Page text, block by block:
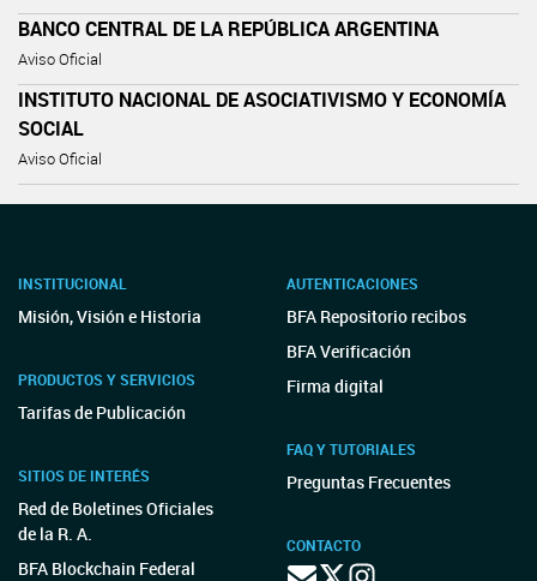
BANCO CENTRAL DE LA REPÚBLICA ARGENTINA
Aviso Oficial
INSTITUTO NACIONAL DE ASOCIATIVISMO Y ECONOMÍA
SOCIAL
Aviso Oficial
INSTITUCIONAL
Misión, Visión e Historia
PRODUCTOS Y SERVICIOS
Tarifas de Publicación
SITIOS DE INTERÉS
Red de Boletines Oficiales
de la R. A.
BFA Blockchain Federal
AUTENTICACIONES
BFA Repositorio recibos
BFA Verificación
Firma digital
FAQ Y TUTORIALES
Preguntas Frecuentes
CONTACTO